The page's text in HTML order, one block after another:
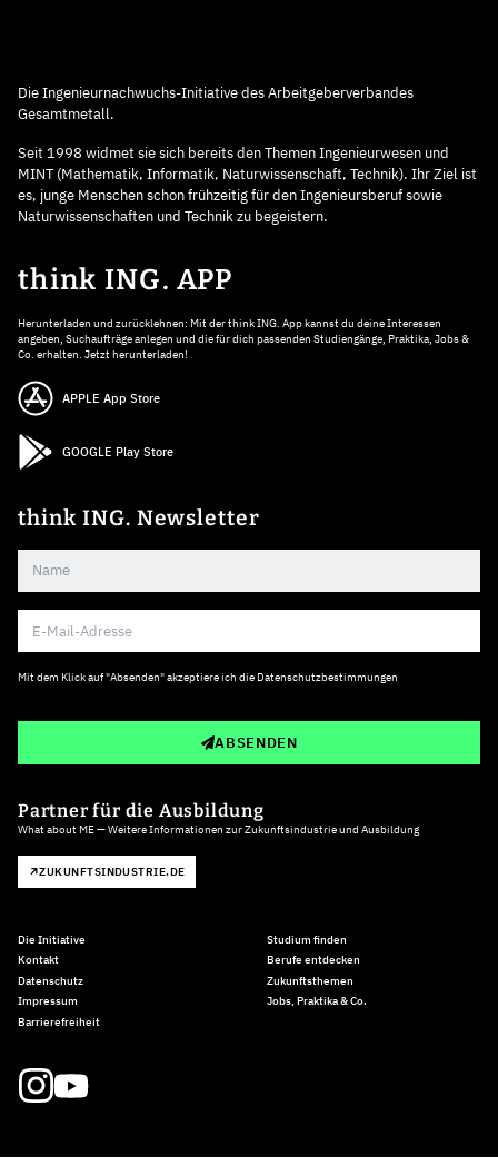
Die Ingenieurnachwuchs-Initiative des Arbeitgeberverbandes
Gesamtmetall.
Seit 1998 widmet sie sich bereits den Themen Ingenieurwesen und
MINT (Mathematik, Informatik, Naturwissenschaft, Technik). Ihr Ziel ist
es, junge Menschen schon frühzeitig für den Ingenieursberuf sowie
Naturwissenschaften und Technik zu begeistern.
think ING. APP
Herunterladen und zurücklehnen: Mit der think ING. App kannst du deine Interessen
angeben, Suchaufträge anlegen und die für dich passenden Studiengänge, Praktika, Jobs &
Co. erhalten. Jetzt herunterladen!
APPLE App Store
GOOGLE Play Store
think ING. Newsletter
Mit dem Klick auf "Absenden" akzeptiere ich die Datenschutzbestimmungen
ABSENDEN
Partner für die Ausbildung
What about ME — Weitere Informationen zur Zukunftsindustrie und Ausbildung
ZUKUNFTSINDUSTRIE.DE
Die Initiative
Kontakt
Datenschutz
Impressum
Barrierefreiheit
Studium finden
Berufe entdecken
Zukunftsthemen
Jobs, Praktika & Co.